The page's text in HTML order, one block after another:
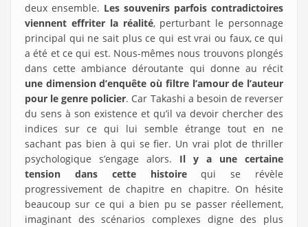
deux ensemble. Les souvenirs parfois contradictoires
viennent effriter la réalité, perturbant le personnage
principal qui ne sait plus ce qui est vrai ou faux, ce qui
a été et ce qui est. Nous-mêmes nous trouvons plongés
dans cette ambiance déroutante qui donne au récit
une dimension d’enquête où filtre l’amour de l’auteur
pour le genre policier. Car Takashi a besoin de reverser
du sens à son existence et qu’il va devoir chercher des
indices sur ce qui lui semble étrange tout en ne
sachant pas bien à qui se fier. Un vrai plot de thriller
psychologique s’engage alors. Il y a une certaine
tension dans cette histoirequi se révèle
progressivement de chapitre en chapitre. On hésite
beaucoup sur ce qui a bien pu se passer réellement,
imaginant des scénarios complexes digne des plus